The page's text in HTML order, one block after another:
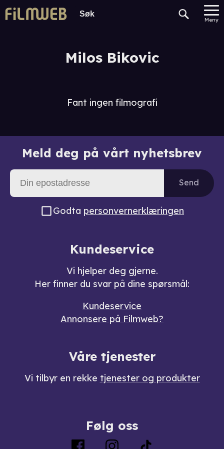
Meny
Milos Bikovic
Fant ingen filmografi
Meld deg på vårt nyhetsbrev
Send
Godta personvernerklæringen
Kundeservice
Vi hjelper deg gjerne.
Her finner du svar på dine spørsmål:
Kundeservice
Annonsere på Filmweb?
Våre tjenester
Vi tilbyr en rekke tjenester og produkter
Følg oss